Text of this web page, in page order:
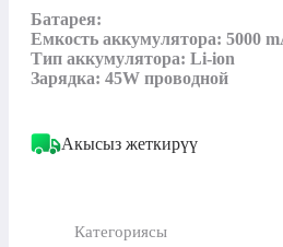
Батарея:
Емкость аккумулятора: 5000
Тип аккумулятора: Li-ion
Зарядка: 45W проводной
Акысыз жеткирүү
Категориясы